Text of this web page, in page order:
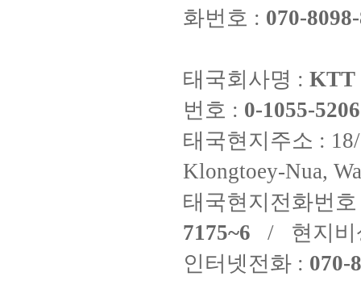
화번호 : 070-
태국회사명 : KTT
번호 : 0-1055-
태국현지주소 :
Klongtoey-Nua,
태국현지전화번
7175~6 / 현지비
인터넷전화 : 070-